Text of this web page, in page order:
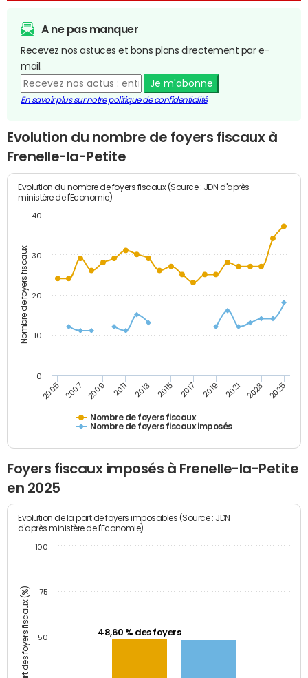
A ne pas manquer
Recevez nos astuces et bons plans directement par e-
mail.
Je m'abonne
En savoir plus sur notre politique de confidentialité
Evolution du nombre de foyers fiscaux à
Frenelle-la-Petite
Nombre de foyers fiscaux
Evolution du nombre de foyers fiscaux (Source : JDN d'après
ministère de l'Economie)
Nombre de foyers fiscaux
Nombre de foyers fiscaux imposés
2005 2007 2009 2011 2013 2015 2017 2019 2021 2023 2025
0
10
20
30
40
Foyers fiscaux imposés à Frenelle-la-Petite
en 2025
Part des foyers fiscaux (%)
Evolution de la part de foyers imposables (Source : JDN
d'après ministère de l'Economie)
48,60 % des foyers
50
75
100